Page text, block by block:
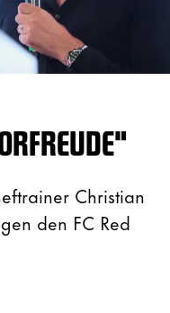
Christian
den FC Red